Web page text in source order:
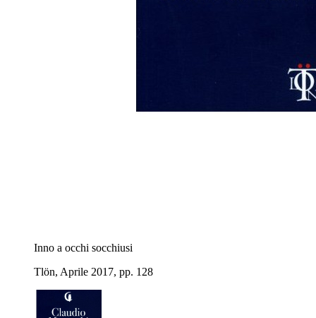
Inno a occhi socchiusi
Tlön, Aprile 2017, pp. 128